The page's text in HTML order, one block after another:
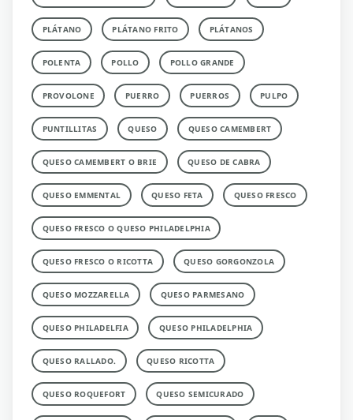
PLÁTANO PLÁTANO FRITO PLÁTANOS
POLENTA POLLO POLLO GRANDE
PROVOLONE PUERRO PUERROS PULPO
PUNTILLITAS QUESO QUESO CAMEMBERT
QUESO CAMEMBERT O BRIE QUESO DE CABRA
QUESO EMMENTAL QUESO FETA QUESO FRESCO
QUESO FRESCO O QUESO PHILADELPHIA
QUESO FRESCO O RICOTTA QUESO GORGONZOLA
QUESO MOZZARELLA QUESO PARMESANO
QUESO PHILADELFIA QUESO PHILADELPHIA
QUESO RALLADO. QUESO RICOTTA
QUESO ROQUEFORT QUESO SEMICURADO